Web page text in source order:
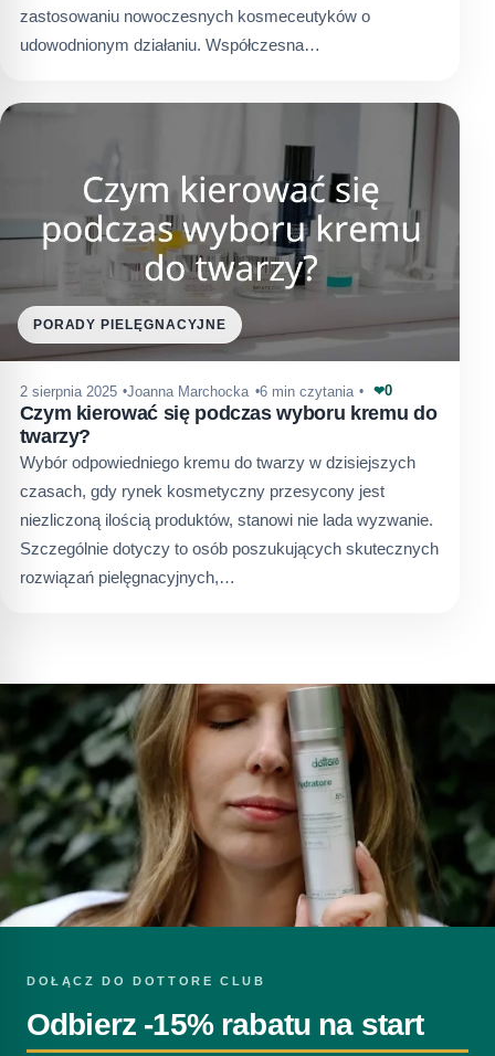
zastosowaniu nowoczesnych kosmeceutyków o
udowodnionym działaniu. Współczesna…
PORADY PIELĘGNACYJNE
2 sierpnia 2025 Joanna Marchocka 6 min czytania ❤0
Czym kierować się podczas wyboru kremu do
twarzy?
Wybór odpowiedniego kremu do twarzy w dzisiejszych
czasach, gdy rynek kosmetyczny przesycony jest
niezliczoną ilością produktów, stanowi nie lada wyzwanie.
Szczególnie dotyczy to osób poszukujących skutecznych
rozwiązań pielęgnacyjnych,…
DOŁĄCZ DO DOTTORE CLUB
Odbierz -15% rabatu na start